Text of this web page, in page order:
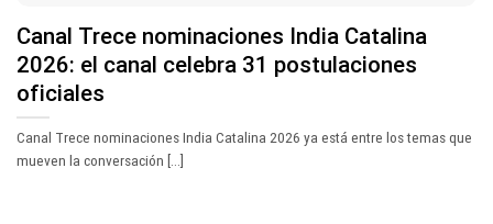
Canal Trece nominaciones India Catalina
2026: el canal celebra 31 postulaciones
oficiales
Canal Trece nominaciones India Catalina 2026 ya está entre los temas que
mueven la conversación [...]